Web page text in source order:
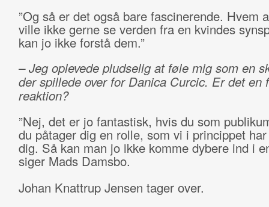
”Og så er det også bare fascinerende. Hvem
ville ikke gerne se verden fra en kvindes
kan jo ikke forstå dem.”
– Jeg oplevede pludselig at føle mig som en
der spillede over for Danica Curcic. Er det en
reaktion?
”Nej, det er jo fantastisk, hvis du som
du påtager dig en rolle, som vi i princippet
dig. Så kan man jo ikke komme dybere ind i
siger Mads Damsbo.
Johan Knattrup Jensen tager over.